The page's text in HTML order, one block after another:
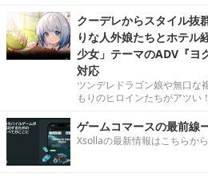
クーデレからスタイル抜
りな人外娘たちとホテル
少女」テーマのADV『ヨ
対応
ツンデレドラゴン娘や無口な
もりのヒロインたちがアツい！
ゲームコマースの最前線
Xsollaの最新情報はこちらから